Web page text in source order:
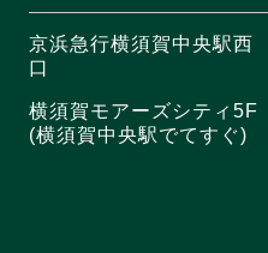
京浜急行横須賀中央駅西
口
横須賀モアーズシティ5F
(横須賀中央駅でてすぐ)